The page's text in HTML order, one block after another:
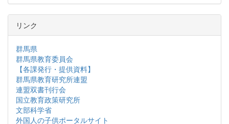
リンク
群馬県
群馬県教育委員会
【各課発行・提供資料】
群馬県教育研究所連盟
連盟双書刊行会
国立教育政策研究所
文部科学省
外国人の子供ポータルサイト